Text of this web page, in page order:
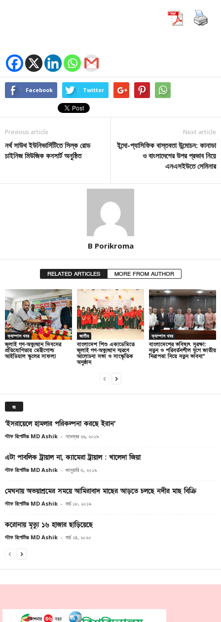
Facebook Twitter
Previous article
নর্থ সাউথ ইউনিভার্সিটিতে সিল্ক রোড
চাইনিজ মিউজিক কনসার্ট অনুষ্ঠিত
Next article
ইন্দো-প্যাসিফিক বাস্তবতা উন্মোচন: কানাডা
ও বাংলাদেশের উপর প্রভাব নিয়ে
এনএসইউতে সেমিনার
B Porikroma
RELATED ARTICLES MORE FROM AUTHOR
ক্যাম্পাস খবর
জুলাই গণ-অভ্যুত্থান দিবসের
প্রতিযোগিতায় মেরীগোল্ড
আইডিয়াল স্কুলের সাফল্য
জাতীয়
বাংলাদেশ শিশু একাডেমিতে
জুলাই গণ-অভ্যুত্থান স্মরণে
আলোচনা সভা ও সাংস্কৃতিক
অনুষ্ঠান
ক্যাম্পাস খবর
বাংলাদেশের ভবিষ্যৎ সুরক্ষা:
নতুন ও পরিবর্তনশীল যুগে জাতীয়
নিরাপত্তা নিয়ে নতুন ভাবনা”
জ
‘ইসরায়েলে হামলার পরিকল্পনা করছে ইরান’
স্টাফ রিপোর্টারঃ MD Ashik - নভেম্বর ২৬, ২০১৯
এটা পাবলিক ট্রায়াল না, ক্যামেরা ট্রায়াল : খালেদা জিয়া
স্টাফ রিপোর্টারঃ MD Ashik - জানুয়ারি ৩, ২০১৯
মেঘনায় অভয়াশ্রমের সময়ে আমিরাবাদ মাছের আড়তে চলছে নদীর মাছ বিক্রি
স্টাফ রিপোর্টারঃ MD Ashik - মার্চ ১৮, ২০১৯
করোনায় মৃত্যু ১৬ হাজার ছাড়িয়েছে
স্টাফ রিপোর্টারঃ MD Ashik - মার্চ ২৪, ২০২০